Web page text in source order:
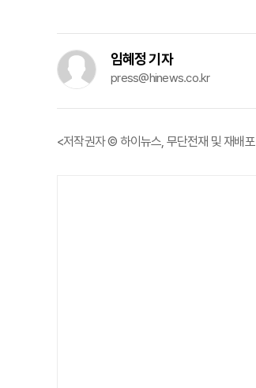
임혜정 기자
press@hinews.co.kr
<저작권자 © 하이뉴스, 무단전재 및 재배